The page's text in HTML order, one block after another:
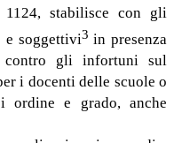
stabilisce con gli
soggettivi3 in presenza
contro gli infortuni sul
i docenti delle scuole o
ordine e grado, anche